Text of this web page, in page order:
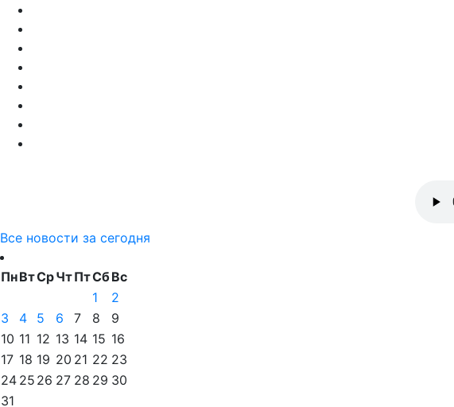
Все новости за сегодня
ПнВтСрЧтПтСбВс
1
2
3
4 5 6 7 8
9
10 11 12 13 14 15 16
17 18 19 20 21 22 23
24 25 26 27 28 29 30
31